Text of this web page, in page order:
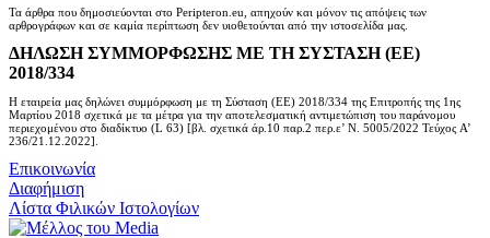
Τα άρθρα που δημοσιεύονται στο Peripteron.eu, απηχούν και μόνον τις απόψεις των
αρθρογράφων και σε καμία περίπτωση δεν υιοθετούνται από την ιστοσελίδα μας.
ΔΗΛΩΣΗ ΣΥΜΜΟΡΦΩΣΗΣ ΜΕ ΤΗ ΣΥΣΤΑΣΗ (ΕΕ)
2018/334
Η εταιρεία μας δηλώνει συμμόρφωση με τη Σύσταση (ΕΕ) 2018/334 της Επιτροπής της 1ης
Μαρτίου 2018 σχετικά με τα μέτρα για την αποτελεσματική αντιμετώπιση του παράνομου
περιεχομένου στο διαδίκτυο (L 63) [βλ. σχετικά άρ.10 παρ.2 περ.ε’ Ν. 5005/2022 Τεύχος A’
236/21.12.2022].
Επικοινωνία
Διαφήμιση
Λίστα Φιλικών Ιστολογίων